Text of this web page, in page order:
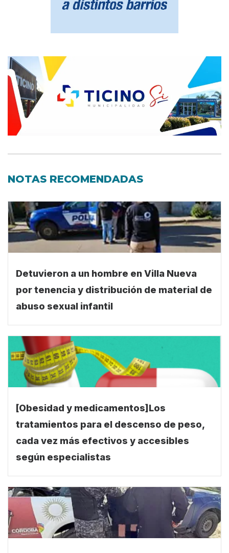
NOTAS RECOMENDADAS
Detuvieron a un hombre en Villa Nueva
por tenencia y distribución de material de
abuso sexual infantil
[Obesidad y medicamentos]Los
tratamientos para el descenso de peso,
cada vez más efectivos y accesibles
según especialistas